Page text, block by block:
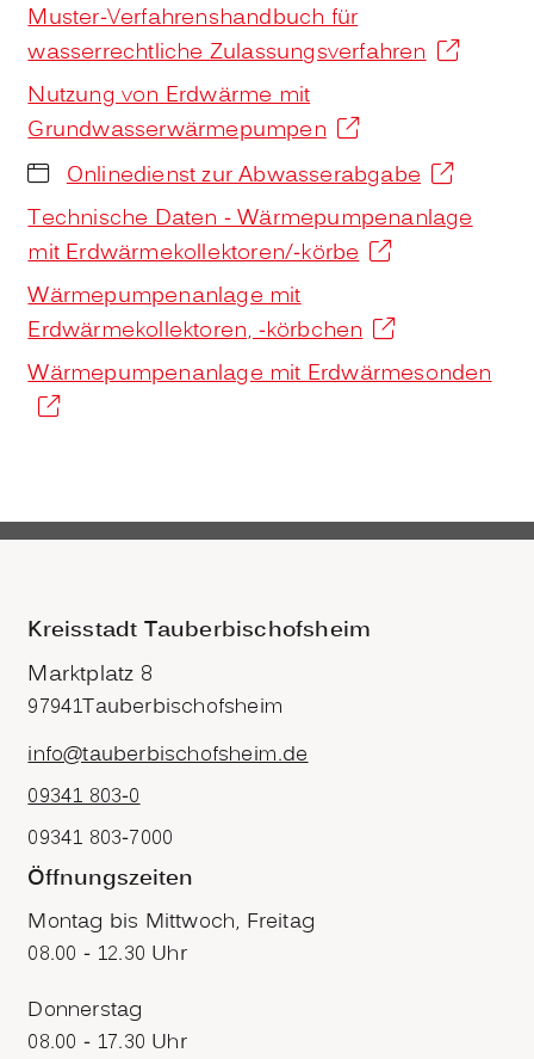
Muster-Verfahrenshandbuch für
wasserrechtliche Zulassungsverfahren
Nutzung von Erdwärme mit
Grundwasserwärmepumpen
Onlinedienst zur Abwasserabgabe
Technische Daten - Wärmepumpenanlage
mit Erdwärmekollektoren/-körbe
Wärmepumpenanlage mit
Erdwärmekollektoren, -körbchen
Wärmepumpenanlage mit Erdwärmesonden
Kreisstadt Tauberbischofsheim
Marktplatz 8
97941Tauberbischofsheim
info@tauberbischofsheim.de
09341 803-0
09341 803-7000
Öffnungszeiten
Montag bis Mittwoch, Freitag
08.00 - 12.30 Uhr
Donnerstag
08.00 - 17.30 Uhr